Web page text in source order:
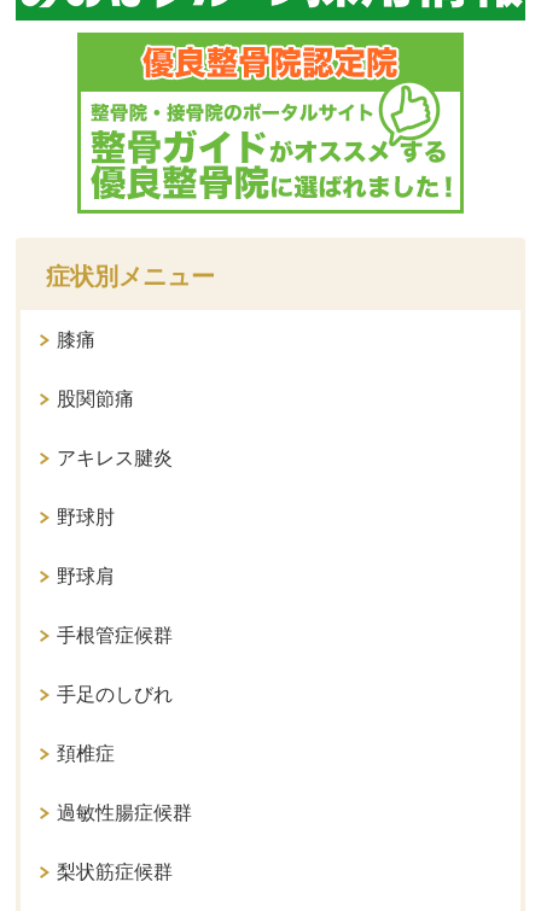
症状別メニュー
膝痛
股関節痛
アキレス腱炎
野球肘
野球肩
手根管症候群
手足のしびれ
頚椎症
過敏性腸症候群
梨状筋症候群